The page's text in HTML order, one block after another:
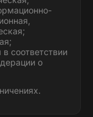
соответствии
о